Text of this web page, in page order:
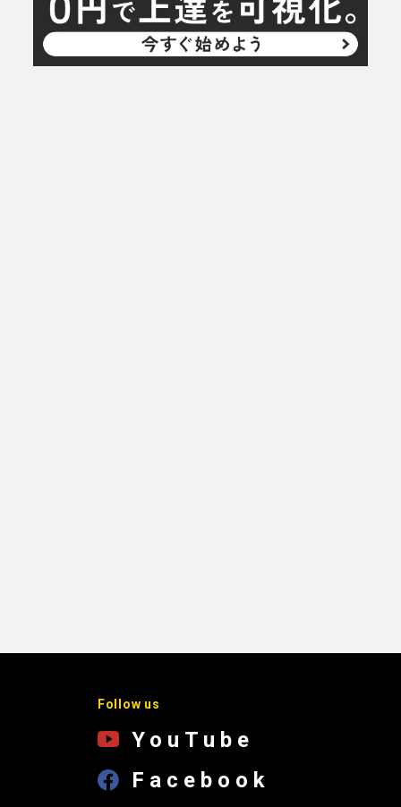
Follow us
YouTube
Facebook